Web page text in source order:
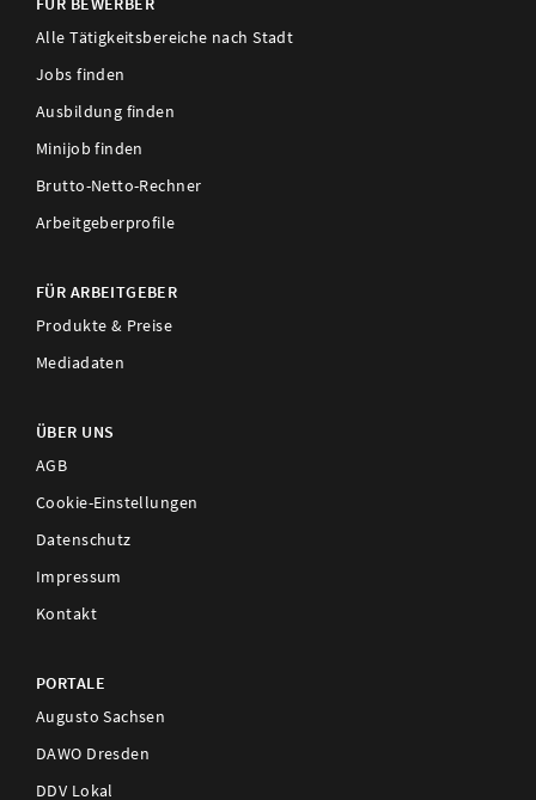
Alle Tätigkeitsbereiche nach Stadt
Jobs finden
Ausbildung finden
Minijob finden
Brutto-Netto-Rechner
Arbeitgeberprofile
FÜR ARBEITGEBER
Produkte & Preise
Mediadaten
ÜBER UNS
AGB
Cookie-Einstellungen
Datenschutz
Impressum
Kontakt
PORTALE
Augusto Sachsen
DAWO Dresden
DDV Lokal